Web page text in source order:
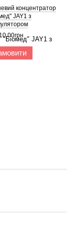
концентратор
JAY1 з